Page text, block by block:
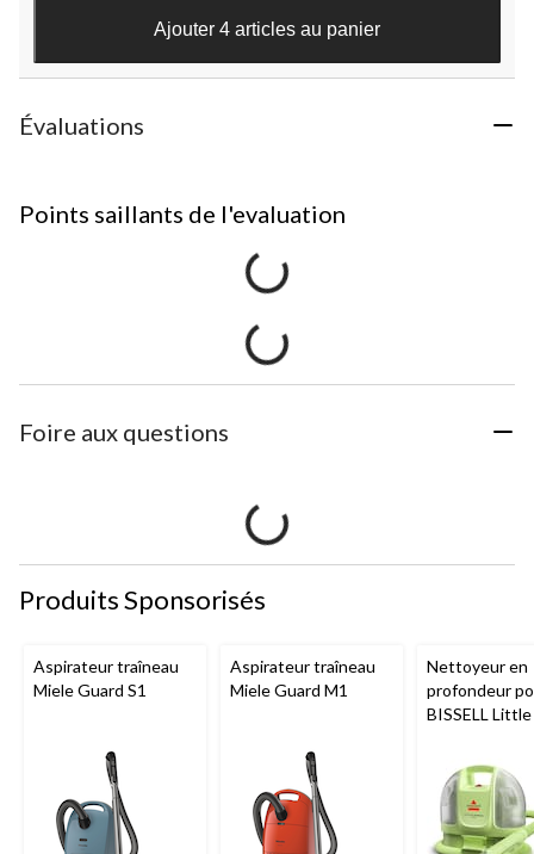
Ajouter 4 articles au panier
Évaluations
Points saillants de l'evaluation
Foire aux questions
Produits Sponsorisés
Aspirateur traîneau
Miele Guard S1
Aspirateur traîneau
Miele Guard M1
Nettoyeur en
profondeur
BISSELL
tapis et tissus